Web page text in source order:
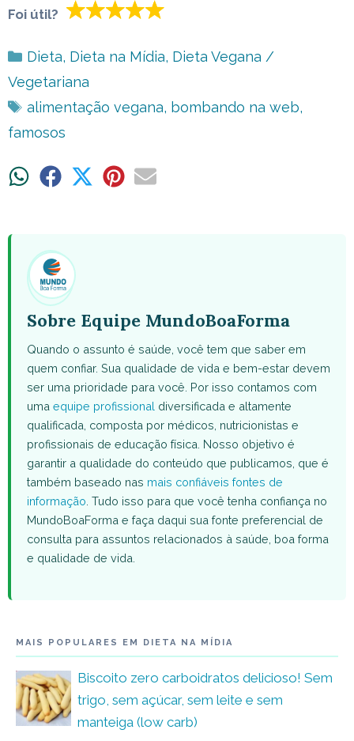
Foi útil?
Categorias
Dieta, Dieta na Mídia, Dieta Vegana /
Vegetariana
Tags
alimentação vegana, bombando na web,
famosos
ShareShare ShareShareShare
Sobre Equipe MundoBoaForma
Quando o assunto é saúde, você tem que saber em
quem confiar. Sua qualidade de vida e bem-estar devem
ser uma prioridade para você. Por isso contamos com
uma equipe profissional diversificada e altamente
qualificada, composta por médicos, nutricionistas e
profissionais de educação física. Nosso objetivo é
garantir a qualidade do conteúdo que publicamos, que é
também baseado nas mais confiáveis fontes de
informação . Tudo isso para que você tenha confiança no
MundoBoaForma e faça daqui sua fonte preferencial de
consulta para assuntos relacionados à saúde, boa forma
e qualidade de vida.
MAIS POPULARES EM DIETA NA MÍDIA
Biscoito zero carboidratos delicioso! Sem
trigo, sem açúcar, sem leite e sem
manteiga (low carb)